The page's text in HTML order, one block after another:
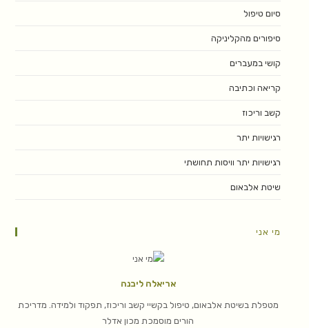
סיום טיפול
סיפורים מהקליניקה
קושי במעברים
קריאה וכתיבה
קשב וריכוז
רגישויות יתר
רגישויות יתר וויסות תחושתי
שיטת אלבאום
מי אני
אריאלה ליבנה
מטפלת בשיטת אלבאום, טיפול בקשיי קשב וריכוז, תפקוד ולמידה. מדריכת
הורים מוסמכת מכון אדלר